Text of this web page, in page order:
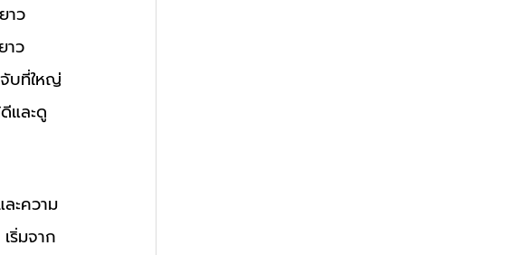
าว
าว
บที่ใหญ่
และดู
ริ่มจาก